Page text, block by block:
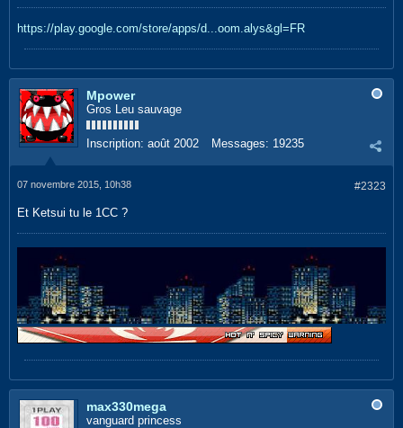
https://play.google.com/store/apps/d...oom.alys&gl=FR
Mpower
Gros Leu sauvage
Inscription: août 2002 Messages: 19235
#2323
07 novembre 2015, 10h38
Et Ketsui tu le 1CC ?
max330mega
vanguard princess